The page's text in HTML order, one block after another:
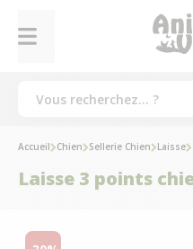
Accueil Chien Sellerie Chien Laisse
Laisse 3 points